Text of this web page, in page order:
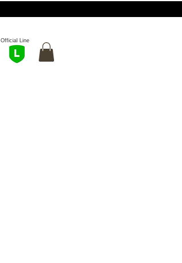
Official Line